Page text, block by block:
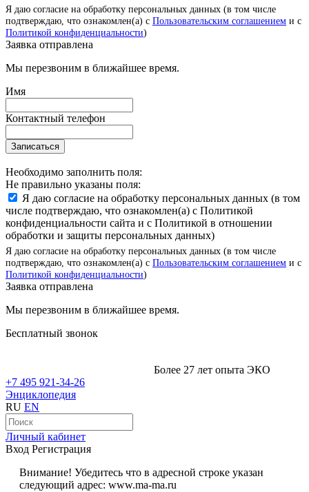
Я даю согласие на обработку персональных данных (в том числе
подтверждаю, что ознакомлен(а) с Пользовательским соглашением и с
Политикой конфиденциальности)
Заявка отправлена
Мы перезвоним в ближайшее время.
Имя
Контактный телефон
Записаться
Необходимо заполнить поля:
Не правильно указаны поля:
Я даю согласие на обработку персональных данных (в том
числе подтверждаю, что ознакомлен(а) с Политикой
конфиденциальности сайта и с Политикой в отношении
обработки и защиты персональных данных)
Я даю согласие на обработку персональных данных (в том числе
подтверждаю, что ознакомлен(а) с Пользовательским соглашением и с
Политикой конфиденциальности)
Заявка отправлена
Мы перезвоним в ближайшее время.
Бесплатный звонок
Более 27 лет опыта ЭКО
+7 495 921-34-26
Энциклопедия
RU EN
Личный кабинет
Вход Регистрация
Внимание! Убедитесь что в адресной строке указан
следующий адрес: www.ma-ma.ru